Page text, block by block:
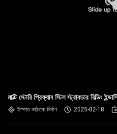
মাল্টি স্টোরি প্রিফ্যাব স্টিল স্ট্রাকচার বিল্ডিং
ইস্পাত কাঠামো নির্মাণ 2025-02-18